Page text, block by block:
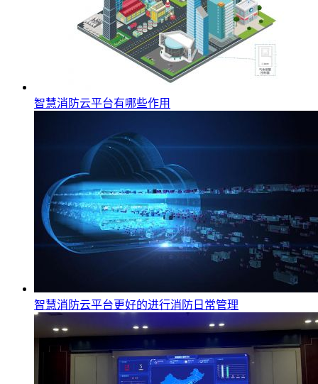
智慧消防云平台有哪些作用
智慧消防云平台更好的进行消防日常管理